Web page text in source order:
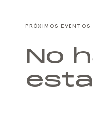
PRÓXIMOS EVENTOS
No